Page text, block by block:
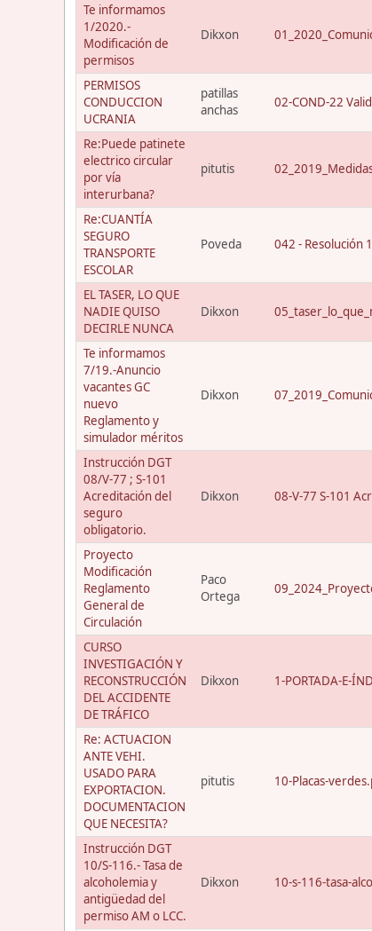
Te informamos
1/2020.-
Modificación de
permisos
Dikxon
PERMISOS
CONDUCCION
UCRANIA
patillas
anchas
02-COND-22
Re:Puede patinete
electrico circular
por vía
interurbana?
pitutis
Re:CUANTÍA
SEGURO
TRANSPORTE
ESCOLAR
Poveda 042 - Resolución
EL TASER, LO QUE
NADIE QUISO
DECIRLE NUNCA
Dikxon
Te informamos
7/19.-Anuncio
vacantes GC
nuevo
Reglamento y
simulador méritos
Dikxon
Instrucción DGT
08/V-77 ; S-101
Acreditación del
seguro
obligatorio.
Dikxon 08-V-77 S-101
Proyecto
Modificación
Reglamento
General de
Circulación
Paco
Ortega
CURSO
INVESTIGACIÓN Y
RECONSTRUCCIÓN
DEL ACCIDENTE
DE TRÁFICO
Dikxon 1-PORTADA-E-
Re: ACTUACION
ANTE VEHI.
USADO PARA
EXPORTACION.
DOCUMENTACION
QUE NECESITA?
pitutis 10-Placas-
Instrucción DGT
10/S-116.- Tasa de
alcoholemia y
antigüedad del
permiso AM o LCC.
Dikxon 10-s-116-tasa-